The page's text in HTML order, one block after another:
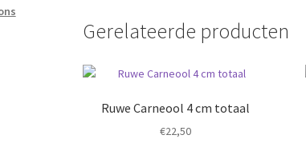
Gerelateerde producten
Ruwe Carneool 4 cm totaal
€22,50